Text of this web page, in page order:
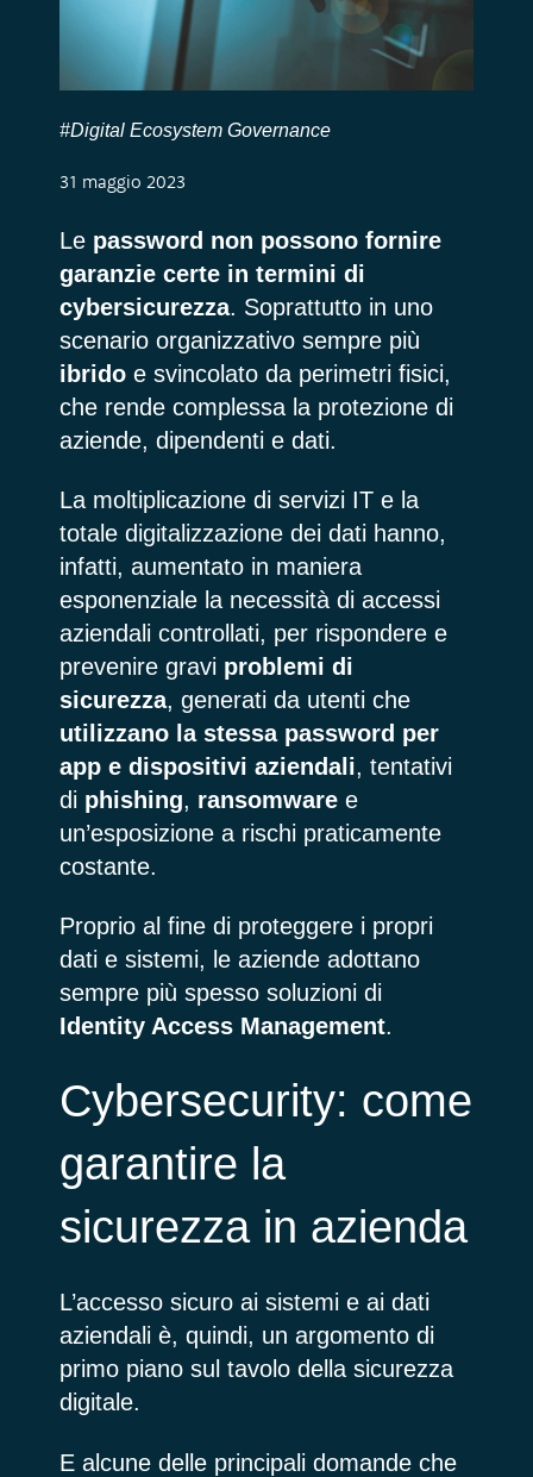
#Digital Ecosystem Governance
31 maggio 2023
Lepassword non possono fornire
garanzie certe in termini di
cybersicurezza. Soprattutto in uno
scenario organizzativo sempre più
ibridoe svincolato da perimetri fisici,
che rende complessa la protezione di
aziende, dipendenti e dati.
La moltiplicazione di servizi IT e la
totale digitalizzazione dei dati hanno,
infatti, aumentato in maniera
esponenziale la necessità di accessi
aziendali controllati, per rispondere e
prevenire gravi problemi di
sicurezza, generati da utenti che
utilizzano la stessa password per
app e dispositivi aziendali, tentativi
di phishing, ransomwaree
un’esposizione a rischi praticamente
costante.
Proprio al fine di proteggere i propri
dati e sistemi, le aziende adottano
sempre più spesso soluzioni di
Identity Access Management.
Cybersecurity: come
garantire la
sicurezza in azienda
L’accesso sicuro ai sistemi e ai dati
aziendali è, quindi, un argomento di
primo piano sul tavolo della sicurezza
digitale.
E alcune delle principali domande che